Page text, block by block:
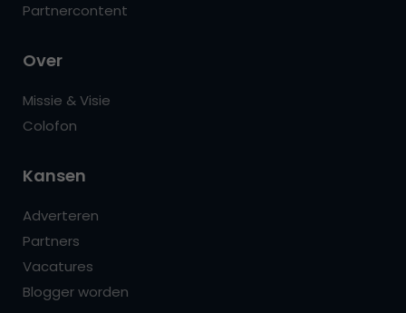
Partnercontent
Over
Missie & Visie
Colofon
Kansen
Adverteren
Partners
Vacatures
Blogger worden